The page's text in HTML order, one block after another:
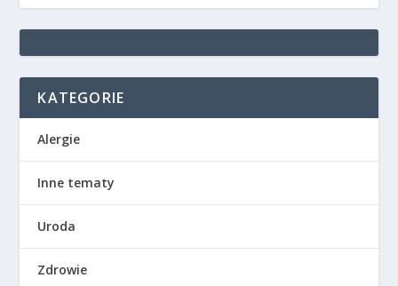
KATEGORIE
Alergie
Inne tematy
Uroda
Zdrowie